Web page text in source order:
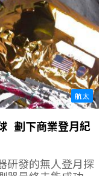
航太
劃下商業登月紀
研發的無人登月探